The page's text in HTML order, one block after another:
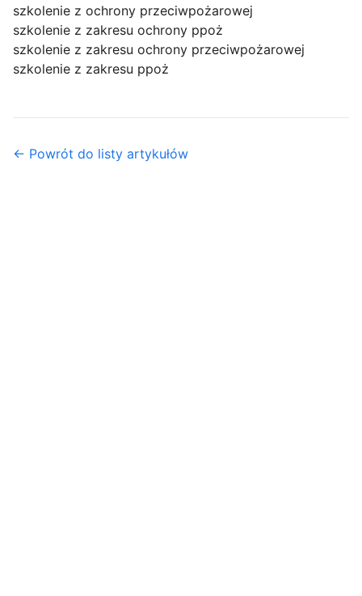
szkolenie z ochrony przeciwpożarowej
szkolenie z zakresu ochrony ppoż
szkolenie z zakresu ochrony przeciwpożarowej
szkolenie z zakresu ppoż
← Powrót do listy artykułów